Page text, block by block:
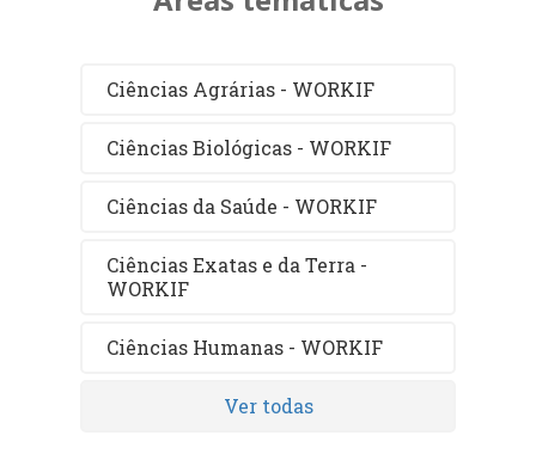
Ciências Agrárias - WORKIF
Ciências Biológicas - WORKIF
Ciências da Saúde - WORKIF
Ciências Exatas e da Terra -
WORKIF
Ciências Humanas - WORKIF
Ver todas